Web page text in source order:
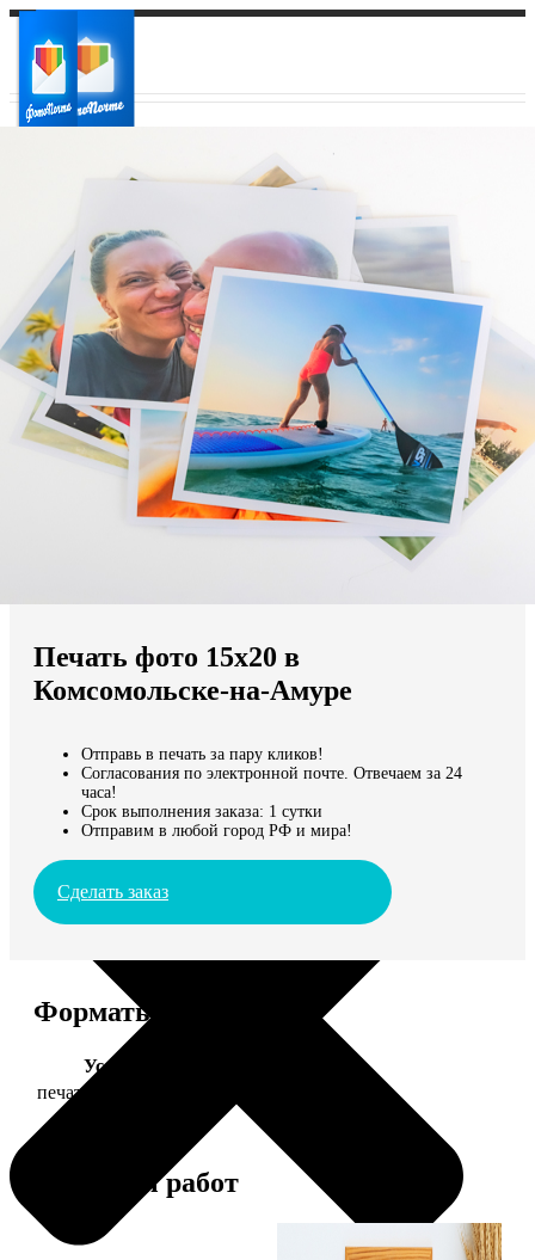
Ваш регион доставки
Выберите из списка:
Мы доставляем по всему миру
Продолжить без города
Печать фото 15х20 в
Комсомольске-на-Амуре
Отправь в печать за пару кликов!
Согласования по электронной почте. Отвечаем за 24
часа!
Срок выполнения заказа: 1 сутки
Отправим в любой город РФ и мира!
Сделать заказ
Форматы и цены
Услуга
печать фото 15х20
Примеры работ